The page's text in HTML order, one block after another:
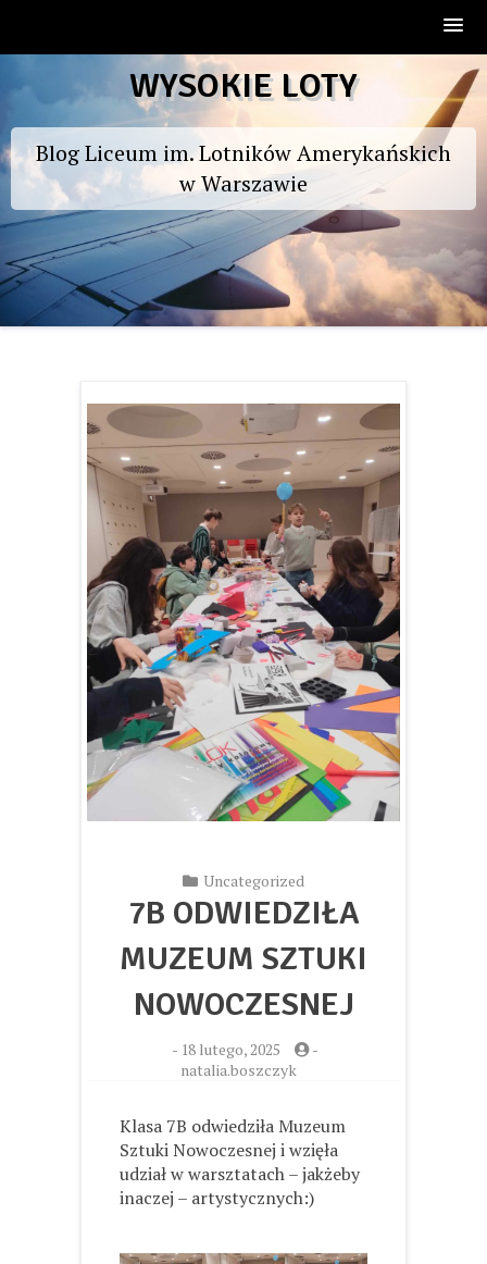
to
WYSOKIE LOTY
Blog Liceum im. Lotników Amerykańskich
w Warszawie
Uncategorized
7B ODWIEDZIŁA
MUZEUM SZTUKI
NOWOCZESNEJ
- 18 lutego, 2025
-
natalia.boszczyk
Klasa 7B odwiedziła Muzeum
Sztuki Nowoczesnej i wzięła
udział w warsztatach – jakżeby
inaczej – artystycznych:)